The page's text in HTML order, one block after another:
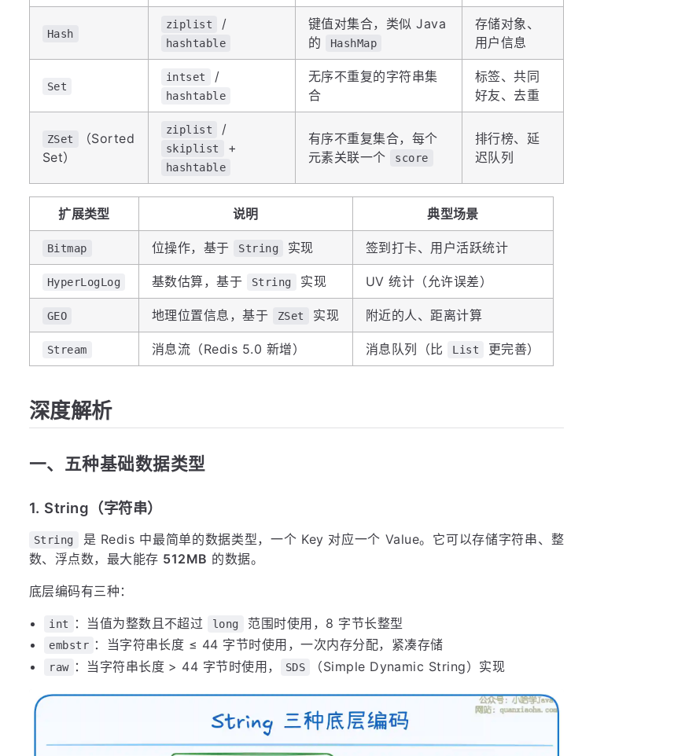
Hash
ziplist /
hashtable
键值对集合，类似 Java
的
HashMap
存储对象、
用户信息
Set
intset /
hashtable
无序不重复的字符串集
合
标签、共同
好友、去重
ZSet
（Sorted
Set）
ziplist /
skiplist +
hashtable
有序不重复集合，每个
元素关联一个
score
排行榜、延
迟队列
扩展类型 说明 典型场景
Bitmap 位操作，基于 String 实现 签到打卡、用户活跃统计
HyperLogLog 基数估算，基于 String 实现 UV 统计（允许误差）
GEO 地理位置信息，基于 ZSet 实现 附近的人、距离计算
Stream 消息流（Redis 5.0 新增） 消息队列（比 List 更完善）
深度解析
一、五种基础数据类型
1. String（字符串）
String
是 Redis 中最简单的数据类型，一个 Key 对应一个 Value。它可以存储字符串、整
数、浮点数，最大能存 512MB 的数据。
底层编码有三种：
int ：当值为整数且不超过 long 范围时使用，8 字节长整型
embstr ：当字符串长度 ≤ 44 字节时使用，一次内存分配，紧凑存储
raw ：当字符串长度 > 44 字节时使用， SDS （Simple Dynamic String）实现